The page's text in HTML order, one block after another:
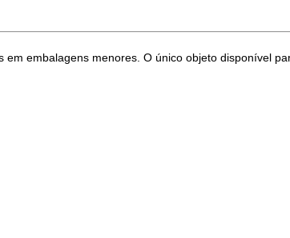
embalagens menores. O único objeto disponível